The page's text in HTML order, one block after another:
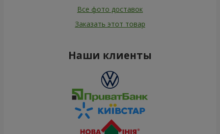
Все фото доставок
Заказать этот товар
Наши клиенты